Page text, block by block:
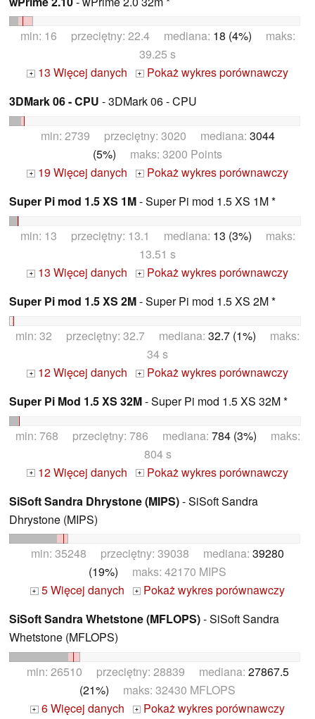
min: 16 przeciętny: 22.4 mediana: 18 (4%) maks:
39.25 s
+ 13 Więcej danych + Pokaż wykres porównawczy
3DMark 06 - CPU - 3DMark 06 - CPU
min: 2739 przeciętny: 3020 mediana: 3044
(5%) maks: 3200 Points
+ 19 Więcej danych + Pokaż wykres porównawczy
Super Pi mod 1.5 XS 1M- Super Pi mod 1.5 XS 1M *
min: 13 przeciętny: 13.1 mediana: 13 (3%) maks:
13.51 s
+ 13 Więcej danych + Pokaż wykres porównawczy
Super Pi mod 1.5 XS 2M- Super Pi mod 1.5 XS 2M *
min: 32 przeciętny: 32.7 mediana: 32.7 (1%) maks:
34 s
+ 12 Więcej danych + Pokaż wykres porównawczy
Super Pi Mod 1.5 XS 32M- Super Pi mod 1.5 XS 32M *
min: 768 przeciętny: 786 mediana: 784 (3%) maks:
804 s
+ 12 Więcej danych + Pokaż wykres porównawczy
SiSoft Sandra Dhrystone (MIPS)- SiSoft Sandra
Dhrystone (MIPS)
min: 35248 przeciętny: 39038 mediana: 39280
(19%) maks: 42170 MIPS
+ 5 Więcej danych +
Pokaż wykres porównawczy
SiSoft Sandra Whetstone (MFLOPS)- SiSoft Sandra
Whetstone (MFLOPS)
min: 26510 przeciętny: 28839 mediana: 27867.5
(21%) maks: 32430 MFLOPS
+ 6 Więcej danych +
Pokaż wykres porównawczy